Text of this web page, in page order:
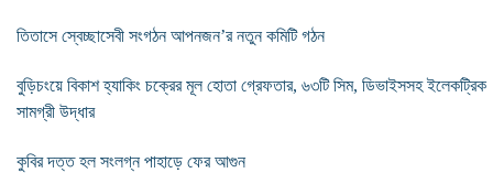
তিতাসে স্বেচ্ছাসেবী সংগঠন আপনজন’র নতুন কমিটি গঠন
বুড়িচংয়ে বিকাশ হ্যাকিং চক্রের মূল হোতা গ্রেফতার, ৬৩টি সিম, ডিভাইসসহ ইলেকট্রিক
সামগ্রী উদ্ধার
কুবির দত্ত হল সংলগ্ন পাহাড়ে ফের আগুন